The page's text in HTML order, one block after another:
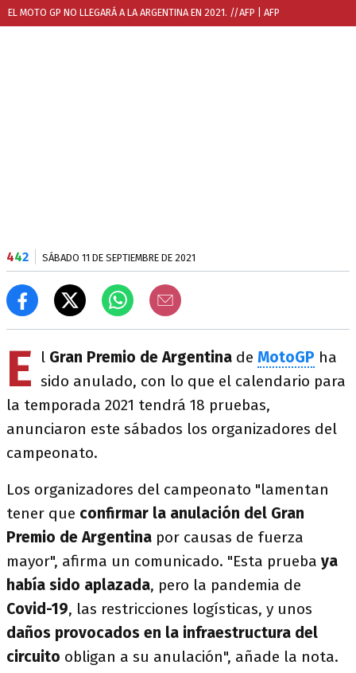
EL MOTO GP NO LLEGARÁ A LA ARGENTINA EN 2021. //AFP | AFP
442 SÁBADO 11 DE SEPTIEMBRE DE 2021
E l Gran Premio de Argentina de MotoGP ha
sido anulado, con lo que el calendario para
la temporada 2021 tendrá 18 pruebas,
anunciaron este sábados los organizadores del
campeonato.
Los organizadores del campeonato "lamentan
tener que confirmar la anulación del Gran
Premio de Argentina por causas de fuerza
mayor", afirma un comunicado. "Esta prueba ya
había sido aplazada, pero la pandemia de
Covid-19, las restricciones logísticas, y unos
daños provocados en la infraestructura del
circuito obligan a su anulación", añade la nota.